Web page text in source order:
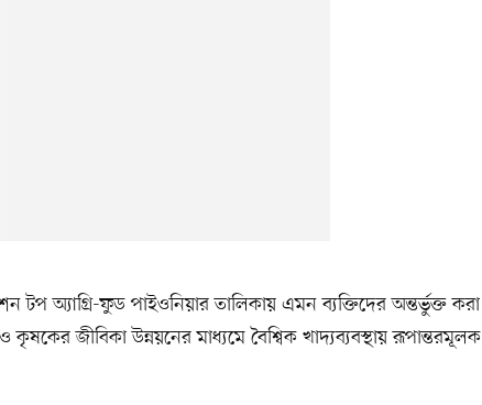
টপ অ্যাগ্রি-ফুড পাইওনিয়ার তালিকায় এমন ব্যক্তিদের অন্তর্ভুক্ত করা
ও কৃষকের জীবিকা উন্নয়নের মাধ্যমে বৈশ্বিক খাদ্যব্যবস্থায় রূপান্তরমূলক